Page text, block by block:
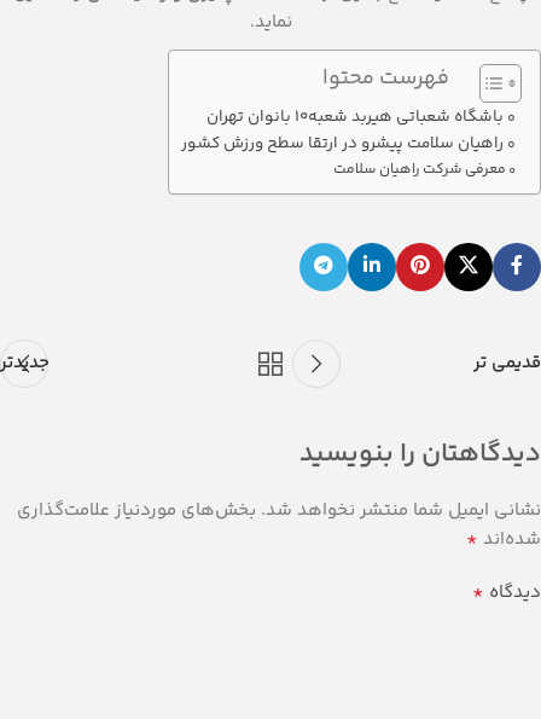
نماید.
فهرست محتوا
باشگاه شعباتی هیربد شعبه10 بانوان تهران
راهیان سلامت پیشرو در ارتقا سطح ورزش کشور
معرفی شرکت راهیان سلامت
جدیدتر قدیمی تر
دیدگاهتان را بنویسید
نشانی ایمیل شما منتشر نخواهد شد. بخش‌های موردنیاز علامت‌گذاری
شده‌اند *
دیدگاه *